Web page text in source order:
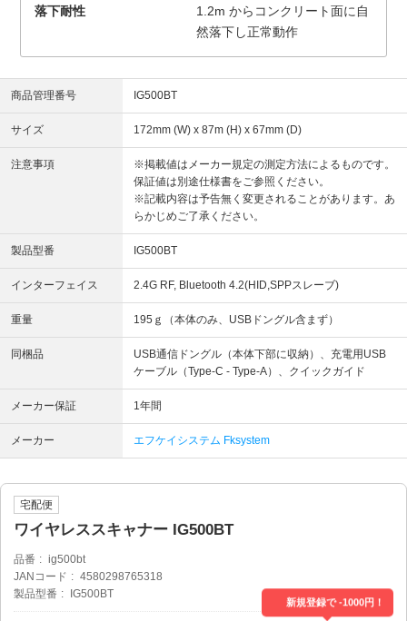
落下耐性
1.2m からコンクリート面に自
然落下し正常動作
商品管理番号 IG500BT
サイズ 172mm (W) x 87m (H) x 67mm (D)
注意事項
※掲載値はメーカー規定の測定方法によるものです。
保証値は別途仕様書をご参照ください。
※記載内容は予告無く変更されることがあります。あ
らかじめご了承ください。
製品型番 IG500BT
インターフェイス 2.4G RF, Bluetooth 4.2(HID,SPPスレーブ)
重量 195ｇ（本体のみ、USBドングル含まず）
同梱品
USB通信ドングル（本体下部に収納）、充電用USB
ケーブル（Type-C - Type-A）、クイックガイド
メーカー保証 1年間
メーカー エフケイシステム Fksystem
宅配便
ワイヤレススキャナー IG500BT
品番
ig500bt
JANコード
4580298765318
製品型番
IG500BT
新規登録で -1000円！